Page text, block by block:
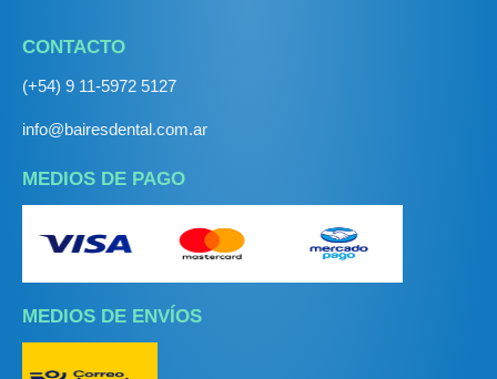
CONTACTO
(+54) 9 11-5972 5127
info@bairesdental.com.ar
MEDIOS DE PAGO
MEDIOS DE ENVÍOS